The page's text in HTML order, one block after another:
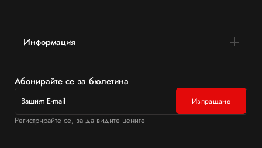
Информация
Абонирайте се за бюлетина
Регистрирайте се, за да видите цените